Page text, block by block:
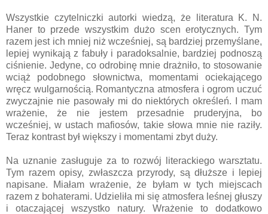
Wszystkie czytelniczki autorki wiedzą, że literatura K. N.
Haner to przede wszystkim dużo scen erotycznych. Tym
razem jest ich mniej niż wcześniej, są bardziej przemyślane,
lepiej wynikają z fabuły i paradoksalnie, bardziej podnoszą
ciśnienie. Jedyne, co odrobinę mnie drażniło, to stosowanie
wciąż podobnego słownictwa, momentami ociekającego
wręcz wulgarnością. Romantyczna atmosfera i ogrom uczuć
zwyczajnie nie pasowały mi do niektórych określeń. I mam
wrażenie, że nie jestem przesadnie pruderyjna, bo
wcześniej, w ustach mafiosów, takie słowa mnie nie raziły.
Teraz kontrast był większy i momentami zbyt duży.
Na uznanie zasługuje za to rozwój literackiego warsztatu.
Tym razem opisy, zwłaszcza przyrody, są dłuższe i lepiej
napisane. Miałam wrażenie, że byłam w tych miejscach
razem z bohaterami. Udzieliła mi się atmosfera leśnej głuszy
i otaczającej wszystko natury. Wrażenie to dodatkowo